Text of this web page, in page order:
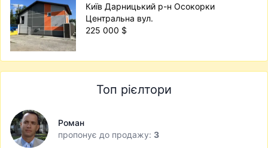
Київ Дарницький р-н Осокорки
Центральна вул.
225 000 $
Топ рієлтори
Роман
пропонує до продажу: 3